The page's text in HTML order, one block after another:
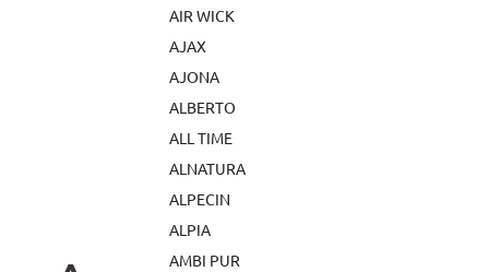
AIR WICK
AJAX
AJONA
ALBERTO
ALL TIME
ALNATURA
ALPECIN
ALPIA
AMBI PUR